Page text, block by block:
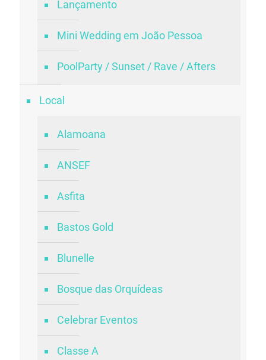
Lançamento
Mini Wedding em João Pessoa
PoolParty / Sunset / Rave / Afters
Local
Alamoana
ANSEF
Asfita
Bastos Gold
Blunelle
Bosque das Orquídeas
Celebrar Eventos
Classe A